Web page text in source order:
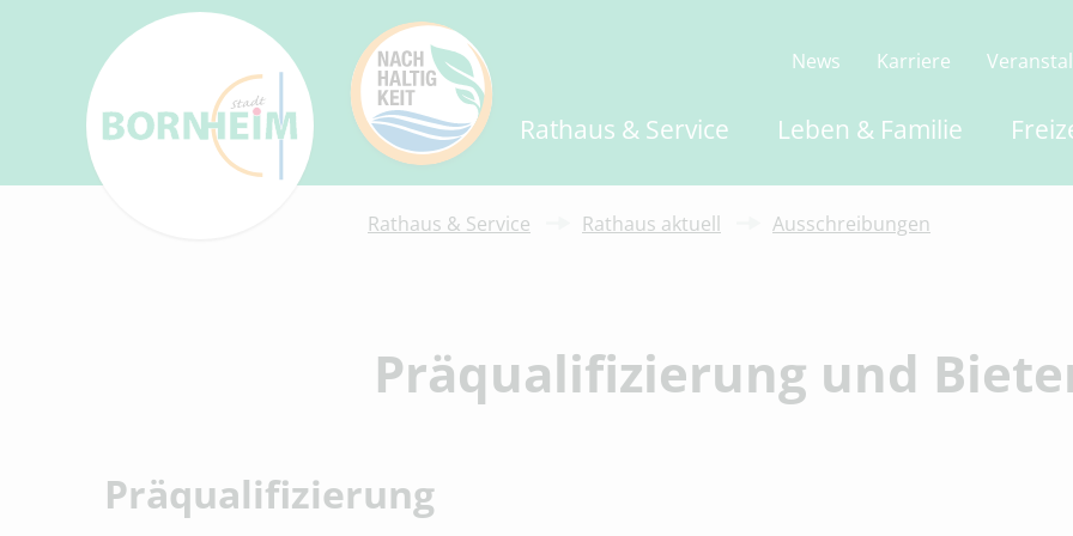
Rathaus & Service Leben & Familie
News Karriere
Rathaus & Service Rathaus aktuell Ausschreibungen
Präqualifizierung und
Präqualifizierung